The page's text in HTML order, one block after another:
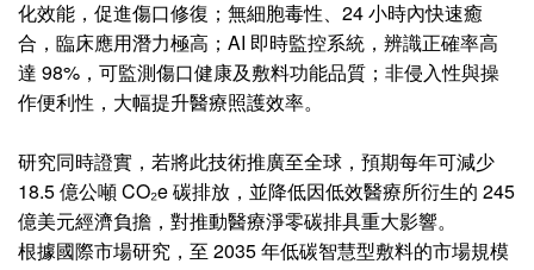
化效能，促進傷口修復；無細胞毒性、24 小時內快速癒
合，臨床應用潛力極高；AI 即時監控系統，辨識正確率高
達 98%，可監測傷口健康及敷料功能品質；非侵入性與操
作便利性，大幅提升醫療照護效率。
研究同時證實，若將此技術推廣至全球，預期每年可減少
18.5 億公噸 CO₂e 碳排放，並降低因低效醫療所衍生的 245
億美元經濟負擔，對推動醫療淨零碳排具重大影響。
根據國際市場研究，至 2035 年低碳智慧型敷料的市場規模